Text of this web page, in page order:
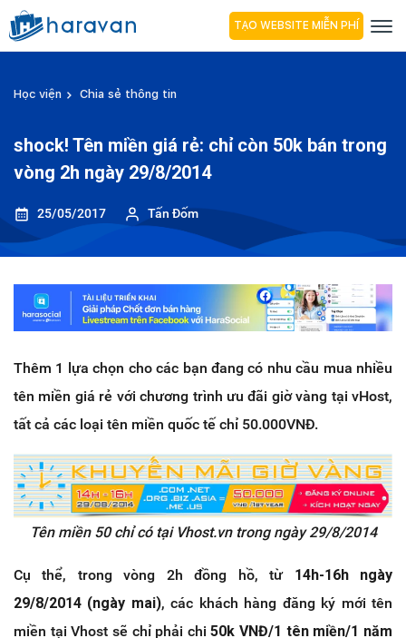
TẠO WEBSITE MIỄN PHÍ
Học viện Chia sẻ thông tin
shock! Tên miền giá rẻ: chỉ còn 50k bán trong
vòng 2h ngày 29/8/2014
25/05/2017 Tấn Đốm
Thêm 1 lựa chọn cho các bạn đang có nhu cầu mua nhiều
tên miền giá rẻ với chương trình ưu đãi giờ vàng tại vHost,
tất cả các loại tên miền quốc tế chỉ 50.000VNĐ.
Tên miền 50 chỉ có tại Vhost.vn trong ngày 29/8/2014
Cụ thể, trong vòng 2h đồng hồ, từ14h-16h ngày
29/8/2014 (ngày mai), các khách hàng đăng ký mới tên
miền tại Vhost sẽ chỉ phải chi 50k VNĐ/1 tên miền/1 năm